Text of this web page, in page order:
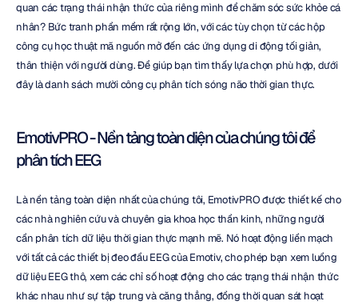
quan các trạng thái nhận thức của riêng mình để chăm sóc sức khỏe cá
nhân? Bức tranh phần mềm rất rộng lớn, với các tùy chọn từ các hộp
công cụ học thuật mã nguồn mở đến các ứng dụng di động tối giản,
thân thiện với người dùng. Để giúp bạn tìm thấy lựa chọn phù hợp, dưới
đây là danh sách mười công cụ phân tích sóng não thời gian thực.
EmotivPRO - Nền tảng toàn diện của chúng tôi để
phân tích EEG
Là nền tảng toàn diện nhất của chúng tôi, EmotivPRO được thiết kế cho
các nhà nghiên cứu và chuyên gia khoa học thần kinh, những người
cần phân tích dữ liệu thời gian thực mạnh mẽ. Nó hoạt động liền mạch
với tất cả các thiết bị đeo đầu EEG của Emotiv, cho phép bạn xem luồng
dữ liệu EEG thô, xem các chỉ số hoạt động cho các trạng thái nhận thức
khác nhau như sự tập trung và căng thẳng, đồng thời quan sát hoạt